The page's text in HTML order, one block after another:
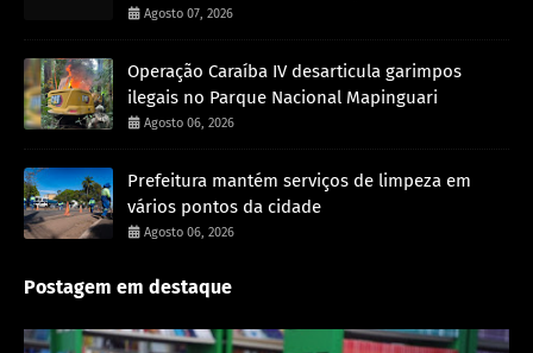
Agosto 07, 2026
Operação Caraíba IV desarticula garimpos
ilegais no Parque Nacional Mapinguari
Agosto 06, 2026
Prefeitura mantém serviços de limpeza em
vários pontos da cidade
Agosto 06, 2026
Postagem em destaque